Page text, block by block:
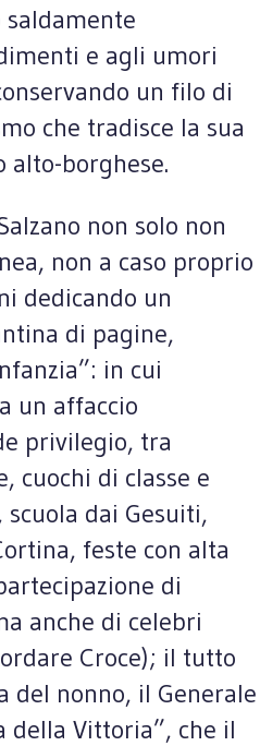
e agli umori
un filo di
che tradisce la sua
alto-borghese.
non solo non
non a caso proprio
dedicando un
di pagine,
in cui
un affaccio
privilegio, tra
cuochi di classe e
dai Gesuiti,
feste con alta
di
anche di celebri
Croce); il tutto
del nonno, il Generale
della Vittoria”, che il